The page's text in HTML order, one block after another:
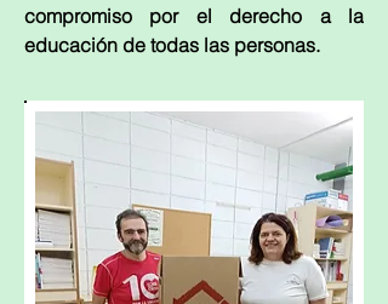
compromiso por el derecho a la
educación de todas las personas.